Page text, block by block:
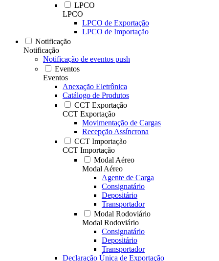
LPCO
LPCO
LPCO de Exportação
LPCO de Importação
Notificação
Notificação
Notificação de eventos push
Eventos
Eventos
Anexação Eletrônica
Catálogo de Produtos
CCT Exportação
CCT Exportação
Movimentação de Cargas
Recepção Assíncrona
CCT Importação
CCT Importação
Modal Aéreo
Modal Aéreo
Agente de Carga
Consignatário
Depositário
Transportador
Modal Rodoviário
Modal Rodoviário
Consignatário
Depositário
Transportador
Declaração Única de Exportação